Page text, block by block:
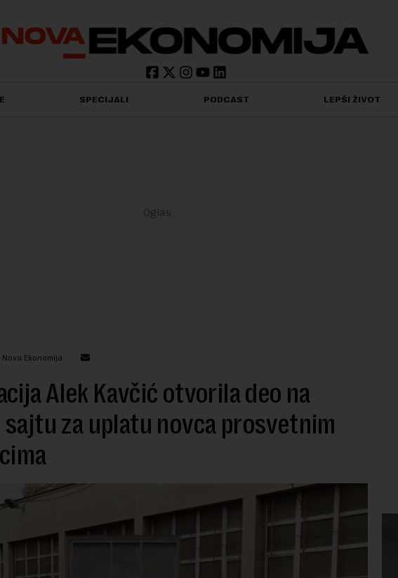
SPECIJALI PODCAST LEPŠI ŽIVOT
Ekonomija
Alek Kavčić otvorila deo na
sajtu za uplatu novca prosvetnim